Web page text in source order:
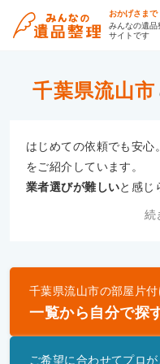
おかげさまで
みんなの遺品
サイトです
千葉県流山市
はじめての依頼でも安心
をご紹介しています。
業者選びが難しいと感じ
優良業者とは
一般財団法人遺品整
続
千葉県流山市の部屋片
一覧から自分で探
ご希望に合わせてプロが